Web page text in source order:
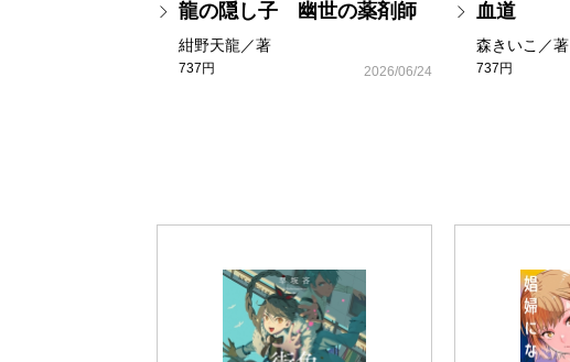
龍の隠し子 幽世の薬剤師
紺野天龍／著
737円 2026/06/24
血道
森きいこ／著
737円